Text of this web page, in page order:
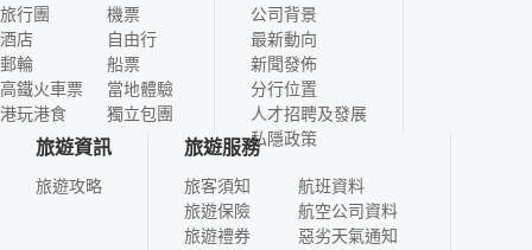
旅行團
酒店
郵輪
高鐵火車票
港玩港食
機票
自由行
船票
當地體驗
獨立包團
公司背景
最新動向
新聞發佈
分行位置
人才招聘及發展
私隱政策
旅遊資訊
旅遊攻略
旅遊服務
旅客須知
旅遊保險
旅遊禮券
航班資料
航空公司資料
惡劣天氣通知